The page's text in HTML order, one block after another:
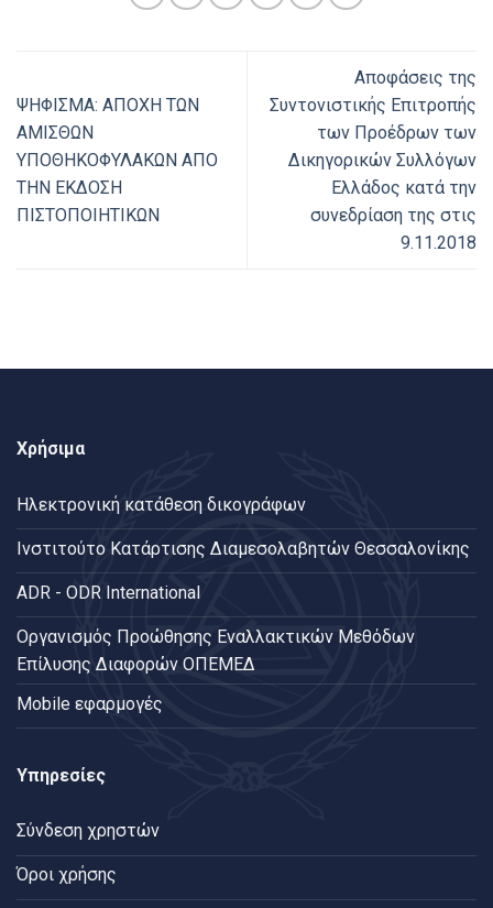
ΨΗΦΙΣΜΑ: ΑΠΟΧΗ ΤΩΝ
ΑΜΙΣΘΩΝ
ΥΠΟΘΗΚΟΦΥΛΑΚΩΝ ΑΠΟ
ΤΗΝ ΕΚΔΟΣΗ
ΠΙΣΤΟΠΟΙΗΤΙΚΩΝ
Αποφάσεις της
Συντονιστικής Επιτροπής
των Προέδρων των
Δικηγορικών Συλλόγων
Ελλάδος κατά την
συνεδρίαση της στις
9.11.2018
Χρήσιμα
Ηλεκτρονική κατάθεση δικογράφων
Ινστιτούτο Κατάρτισης Διαμεσολαβητών Θεσσαλονίκης
ADR - ODR International
Oργανισμός Προώθησης Εναλλακτικών Μεθόδων
Επίλυσης Διαφορών ΟΠΕΜΕΔ
Mobile εφαρμογές
Υπηρεσίες
Σύνδεση χρηστών
Όροι χρήσης